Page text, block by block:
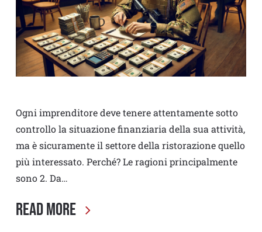
Ogni imprenditore deve tenere attentamente sotto
controllo la situazione finanziaria della sua attività,
ma è sicuramente il settore della ristorazione quello
più interessato. Perché? Le ragioni principalmente
sono 2. Da…
Read More